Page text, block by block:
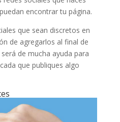
encontrar tu página.
que sean discretos en
de agregarlos al final de
de mucha ayuda para
que publiques algo